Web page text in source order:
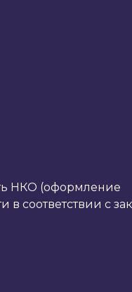
НКО (оформление
в соответствии с